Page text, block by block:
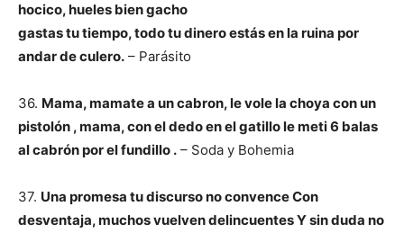
hocico, hueles bien gacho
gastas tu tiempo, todo tu dinero estás en la ruina por
andar de culero. – Parásito
36. Mama, mamate a un cabron, le vole la choya con un
pistolón , mama, con el dedo en el gatillo le meti 6 balas
al cabrón por el fundillo . – Soda y Bohemia
37. Una promesa tu discurso no convence Con
desventaja, muchos vuelven delincuentes Y sin duda no